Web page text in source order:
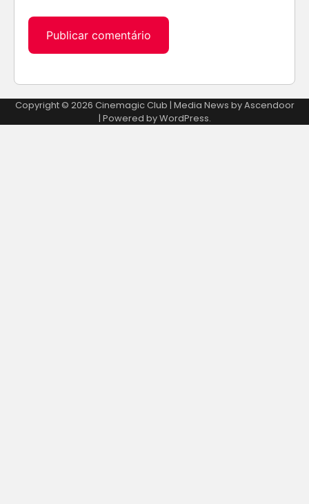
Copyright © 2026 Cinemagic Club | Media News byAscendoor
| Powered byWordPress.